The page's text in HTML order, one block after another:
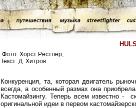
Фото: Хорст Рёстлер,
Текст: Д. Хитров
Конкуренция, та, которая двигатель
всегда, а особенный размах она
Кастомайзингу. Теперь всем известно -
оригинальной идеи в первом